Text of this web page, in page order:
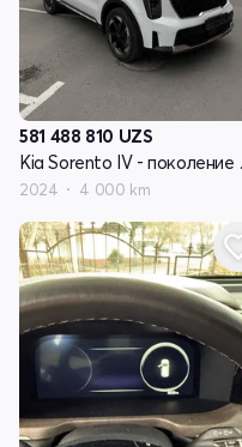
581 488 810 UZS
Kia
2024 4 000 km